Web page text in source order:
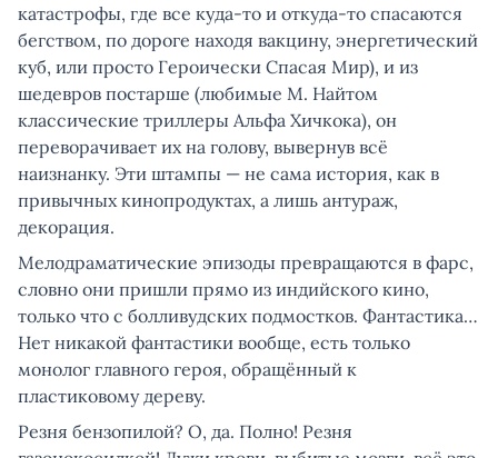
катастрофы, где все куда-то и откуда-то спасаются
бегством, по дороге находя вакцину, энергетический
куб, или просто Героически Спасая Мир), и из
шедевров постарше (любимые М. Найтом
классические триллеры Альфа Хичкока), он
переворачивает их на голову, вывернув всё
наизнанку. Эти штампы — не сама история, как в
привычных кинопродуктах, а лишь антураж,
декорация.
Мелодраматические эпизоды превращаются в фарс,
словно они пришли прямо из индийского кино,
только что с болливудских подмостков. Фантастика…
Нет никакой фантастики вообще, есть только
монолог главного героя, обращённый к
пластиковому дереву.
Резня бензопилой? О, да. Полно! Резня